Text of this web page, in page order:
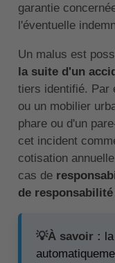
garantie
l'éventuelle
Un malus est
la suite d'un
tiers identifié. Par
ou un mobilier
phare ou d'un
cet incident
cotisation
cas de
de
💡À savoir :